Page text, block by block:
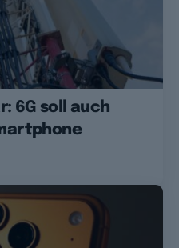
6G soll auch